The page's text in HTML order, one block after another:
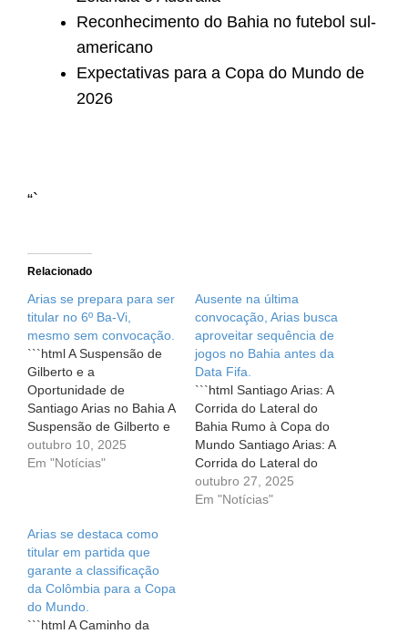
Reconhecimento do Bahia no futebol sul-
americano
Expectativas para a Copa do Mundo de
2026
“`
Relacionado
Arias se prepara para ser
titular no 6º Ba-Vi,
mesmo sem convocação.
```html A Suspensão de
Gilberto e a
Oportunidade de
Santiago Arias no Bahia A
Suspensão de Gilberto e
a Oportunidade de
Santiago Arias no Bahia
desenrola, e no Bahia,
um novo capítulo está
prestes a ser escrito.
Com…
outubro 10, 2025
Em "Notícias"
Ausente na última
convocação, Arias busca
aproveitar sequência de
jogos no Bahia antes da
Data Fifa.
```html Santiago Arias: A
Corrida do Lateral do
Bahia Rumo à Copa do
Mundo Santiago Arias: A
Corrida do Lateral do
Bahia Rumo à Copa do
Mundo A paixão pelo
outubro 27, 2025
Em "Notícias"
Arias se destaca como
titular em partida que
garante a classificação
da Colômbia para a Copa
do Mundo.
```html A Caminho da